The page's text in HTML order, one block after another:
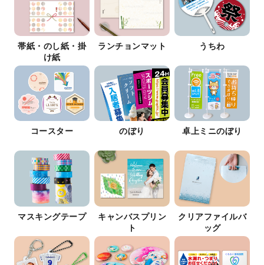
帯紙・のし紙・掛
け紙
ランチョンマット うちわ
コースター のぼり 卓上ミニのぼり
マスキングテープ
キャンバスプリン
ト
クリアファイルバ
ッグ